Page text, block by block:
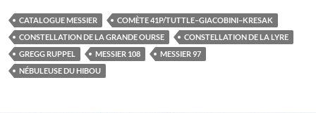
CATALOGUE MESSIER
COMÈTE 41P/TUTTLE–GIACOBINI–KRESAK
CONSTELLATION DE LA GRANDE OURSE
CONSTELLATION DE LA LYRE
GREGG RUPPEL
MESSIER 108
MESSIER 97
NÉBULEUSE DU HIBOU